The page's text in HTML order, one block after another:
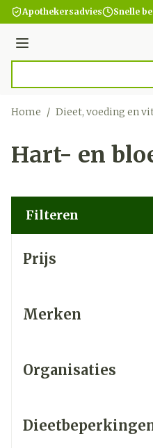
Ga naar de inhoud
Apothekersadvies Snelle
Menu
Home / Dieet, voeding en
Hart- en
Filteren
Prijs
Merken
Organisaties